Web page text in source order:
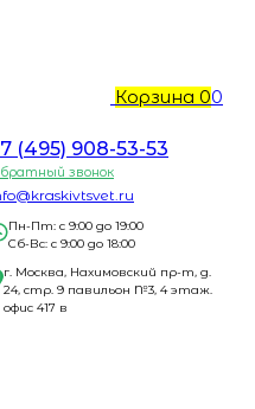
Корзина 00
(495) 908-53-53
звонок
Пн-Пт: с 9:00 до 19:00
Сб-Вс: с 9:00 до 18:00
г. Москва, Нахимовский пр-т, д.
24, стр. 9 павильон №3, 4 этаж.
офис 417 в